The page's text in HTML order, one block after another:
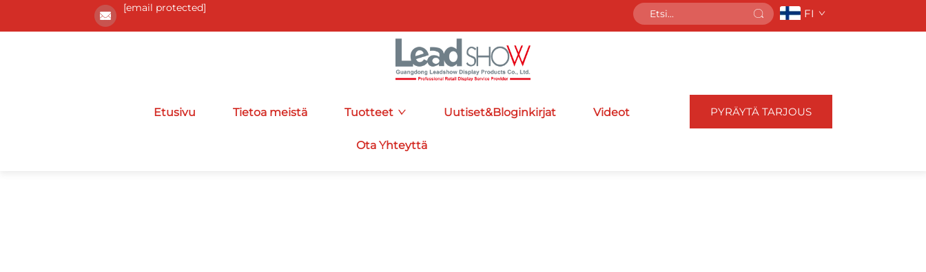
[email protected] FI
Etusivu Tietoa meistä Tuotteet Uutiset&Bloginkirjat Videot
Ota Yhteyttä
PYRÄYTÄ TARJOUS